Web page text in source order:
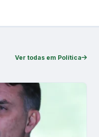
Ver todas em Política